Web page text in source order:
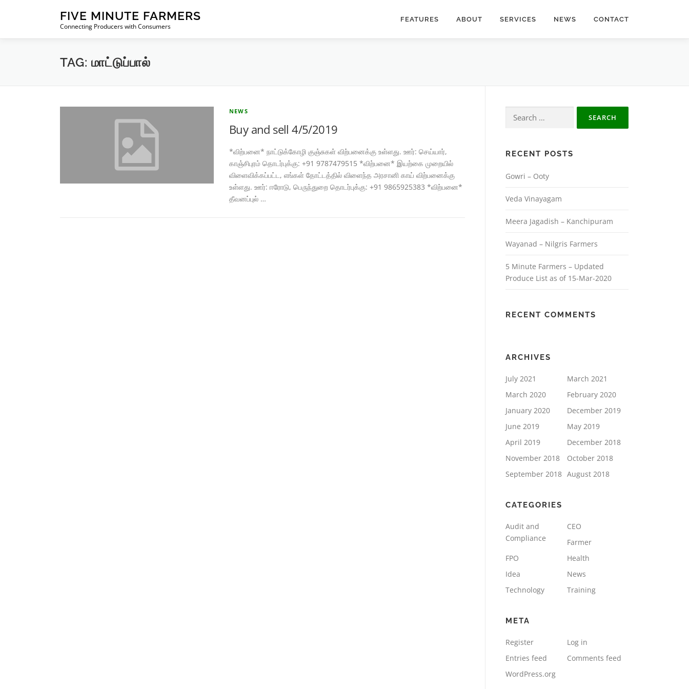
FIVE MINUTE FARMERS
Connecting Producers with Consumers
FEATURES ABOUT SERVICES NEWS CONTACT
TAG: மாட்டுப்பால்
NEWS
Buy and sell 4/5/2019
*விற்பனை* நாட்டுக்கோழி குஞ்சுகள் விற்பனைக்கு உள்ளது. ஊர்: செய்யார்,
காஞ்சிபுரம் தொடர்புக்கு: +91 9787479515 *விற்பனை* இயற்கை முறையில்
விளைவிக்கப்பட்ட, எங்கள் தோட்டத்தில் விளைந்த அரசானி காய் விற்பனைக்கு
உள்ளது. ஊர்: ஈரோடு, பெருந்துறை தொடர்புக்கு: +91 9865925383 *விற்பனை*
தீவனப்புல் …
for:
RECENT POSTS
Gowri – Ooty
Veda Vinayagam
Meera Jagadish – Kanchipuram
Wayanad – Nilgris Farmers
5 Minute Farmers – Updated
Produce List as of 15-Mar-2020
RECENT COMMENTS
ARCHIVES
July 2021
March 2021
March 2020
February 2020
January 2020
December 2019
June 2019
May 2019
April 2019
December 2018
November 2018
October 2018
September 2018 August 2018
CATEGORIES
Audit and
Compliance
CEO
Farmer
FPO
Health
Idea
News
Technology
Training
META
Register
Log in
Entries feed
Comments feed
WordPress.org